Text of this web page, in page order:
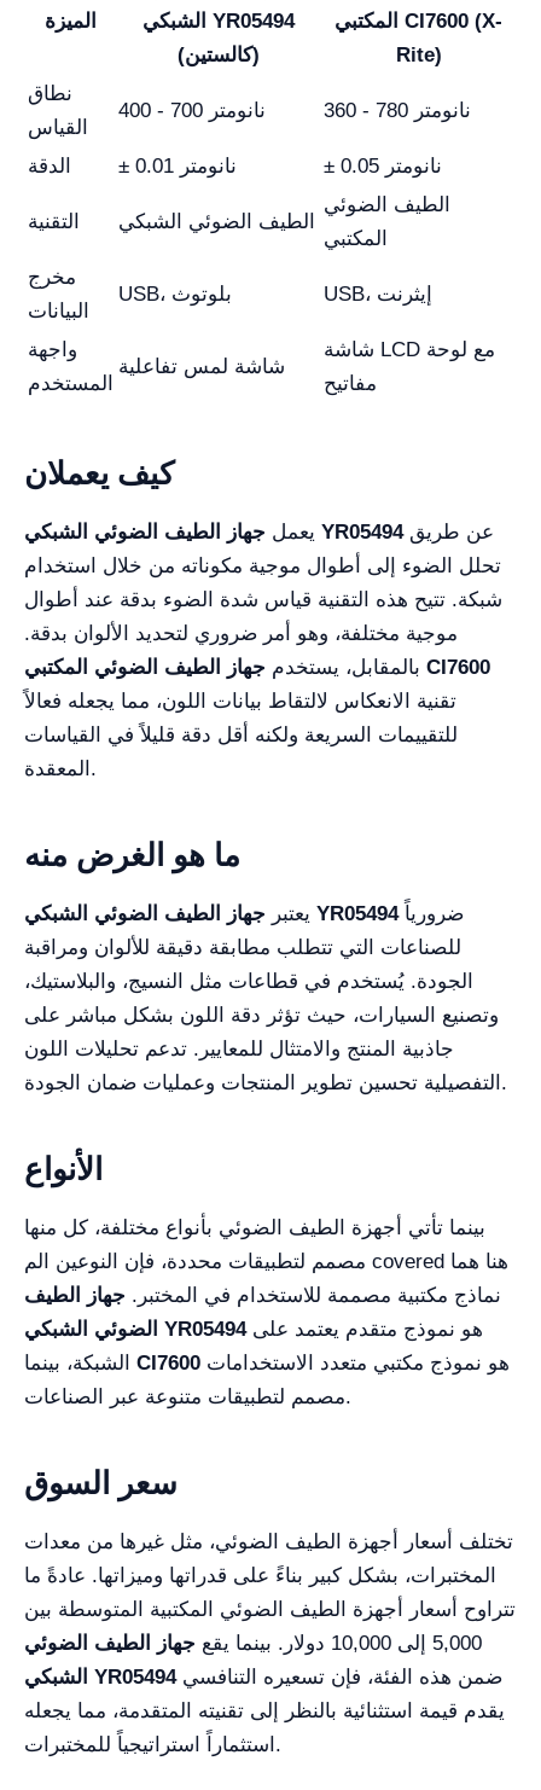
الميزة
الشبكي YR05494
(كالستين)
المكتبي CI7600 (X-
Rite)
نطاق
القياس
400 - 700 نانومتر 360 - 780 نانومتر
الدقة ± 0.01 نانومتر ± 0.05 نانومتر
التقنية الطيف الضوئي الشبكي
الطيف الضوئي
المكتبي
مخرج
البيانات
USB، بلوتوث USB، إيثرنت
واجهة
المستخدم
شاشة لمس تفاعلية
شاشة LCD مع لوحة
مفاتيح
كيف يعملان
يعمل جهاز الطيف الضوئي الشبكي YR05494عن طريق
تحلل الضوء إلى أطوال موجية مكوناته من خلال استخدام
شبكة. تتيح هذه التقنية قياس شدة الضوء بدقة عند أطوال
موجية مختلفة، وهو أمر ضروري لتحديد الألوان بدقة.
بالمقابل، يستخدم جهاز الطيف الضوئي المكتبي CI7600
تقنية الانعكاس لالتقاط بيانات اللون، مما يجعله فعالاً
للتقييمات السريعة ولكنه أقل دقة قليلاً في القياسات
المعقدة.
ما هو الغرض منه
يعتبر جهاز الطيف الضوئي الشبكي YR05494ضرورياً
للصناعات التي تتطلب مطابقة دقيقة للألوان ومراقبة
الجودة. يُستخدم في قطاعات مثل النسيج، والبلاستيك،
وتصنيع السيارات، حيث تؤثر دقة اللون بشكل مباشر على
جاذبية المنتج والامتثال للمعايير. تدعم تحليلات اللون
التفصيلية تحسين تطوير المنتجات وعمليات ضمان الجودة.
الأنواع
بينما تأتي أجهزة الطيف الضوئي بأنواع مختلفة، كل منها
مصمم لتطبيقات محددة، فإن النوعين الم covered هنا هما
نماذج مكتبية مصممة للاستخدام في المختبر. جهاز الطيف
الضوئي الشبكي YR05494هو نموذج متقدم يعتمد على
CI7600
مصمم لتطبيقات متنوعة عبر الصناعات.
سعر السوق
تختلف أسعار أجهزة الطيف الضوئي، مثل غيرها من معدات
المختبرات، بشكل كبير بناءً على قدراتها وميزاتها. عادةً ما
تتراوح أسعار أجهزة الطيف الضوئي المكتبية المتوسطة بين
5,000 إلى 10,000 دولار. بينما يقع
جهاز الطيف الضوئي
الشبكي YR05494ضمن هذه الفئة، فإن تسعيره التنافسي
يقدم قيمة استثنائية بالنظر إلى تقنيته المتقدمة، مما يجعله
استثماراً استراتيجياً للمختبرات.